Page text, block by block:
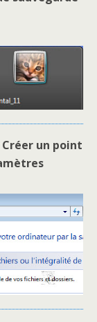
Créer un point